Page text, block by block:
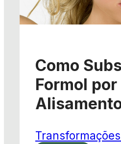
Como
Formol por